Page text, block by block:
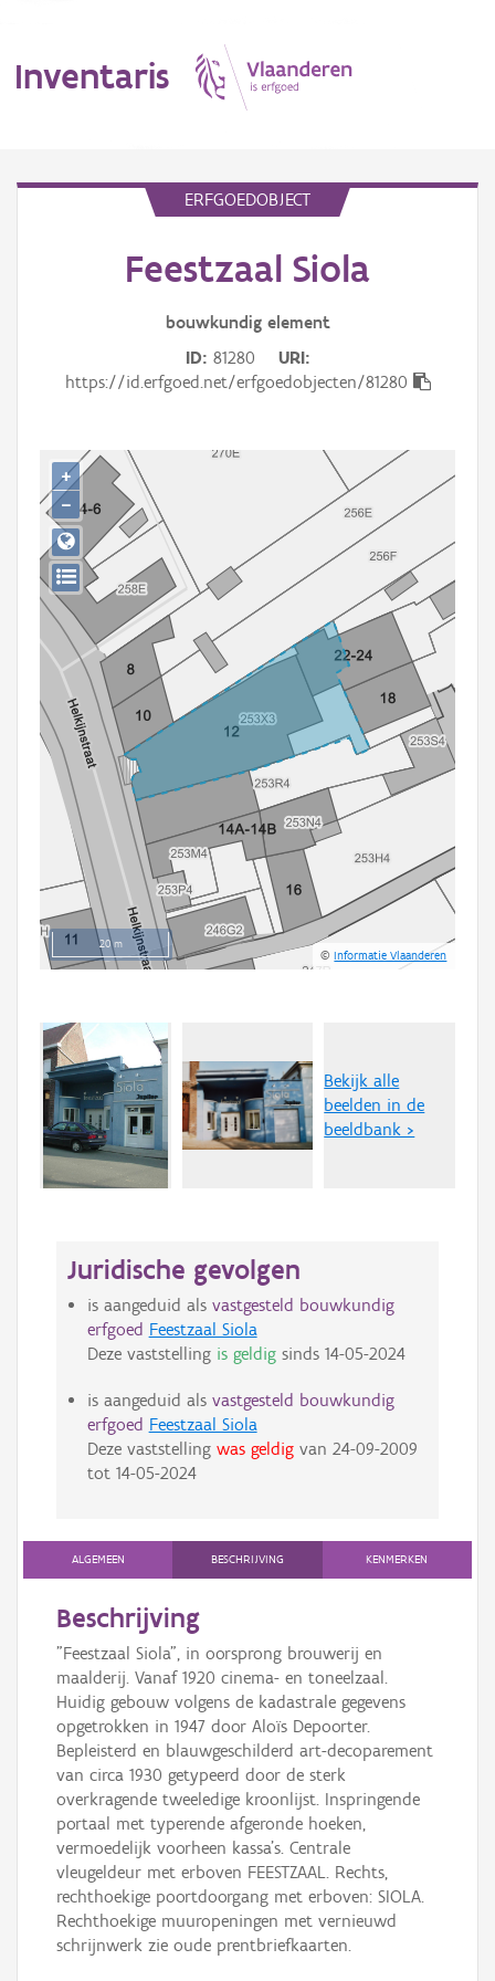
Inventaris
Gebeurtenis
Persoon of collectief
Downloads
Hergebruik
Aanmelden
ERFGOEDOBJECT
Feestzaal Siola
bouwkundig element
ID 81280
URI
https://id.erfgoed.net/erfgoedobjecten/81280
20 m
©Informatie Vlaanderen
+
−
Bekijk alle
beelden in de
beeldbank >
Juridische gevolgen
is aangeduid als vastgesteld bouwkundig
erfgoed Feestzaal Siola
Deze vaststelling is geldigsinds 14-05-2024
is aangeduid als vastgesteld bouwkundig
erfgoed Feestzaal Siola
Deze vaststelling was geldigvan 24-09-2009
tot 14-05-2024
ALGEMEEN BESCHRIJVING KENMERKEN
Beschrijving
"Feestzaal Siola", in oorsprong brouwerij en
maalderij. Vanaf 1920 cinema- en toneelzaal.
Huidig gebouw volgens de kadastrale gegevens
opgetrokken in 1947 door Aloïs Depoorter.
Bepleisterd en blauwgeschilderd art-decoparement
van circa 1930 getypeerd door de sterk
overkragende tweeledige kroonlijst. Inspringende
portaal met typerende afgeronde hoeken,
vermoedelijk voorheen kassa's. Centrale
vleugeldeur met erboven FEESTZAAL. Rechts,
rechthoekige poortdoorgang met erboven: SIOLA.
Rechthoekige muuropeningen met vernieuwd
schrijnwerk zie oude prentbriefkaarten.